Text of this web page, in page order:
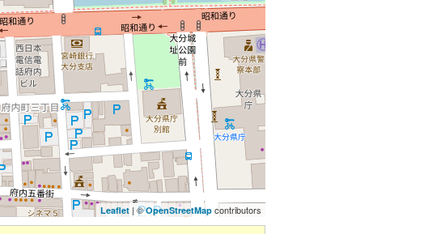
Leaflet | ©OpenStreetMap contributors